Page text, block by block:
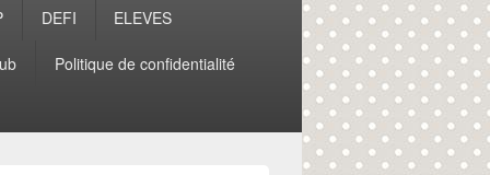
DEFI ELEVES
Politique de confidentialité